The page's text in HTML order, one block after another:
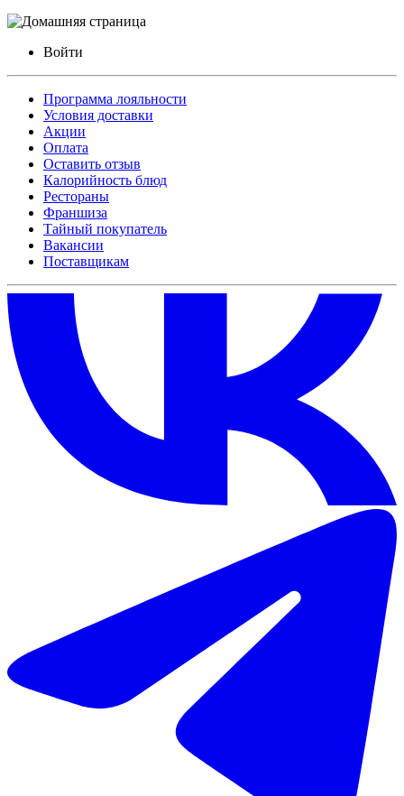
Войти
Программа лояльности
Условия доставки
Акции
Оплата
Оставить отзыв
Калорийность блюд
Рестораны
Франшиза
Тайный покупатель
Вакансии
Поставщикам